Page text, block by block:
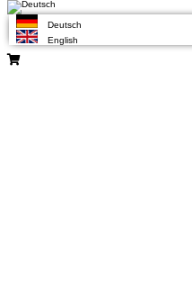
Deutsch
English